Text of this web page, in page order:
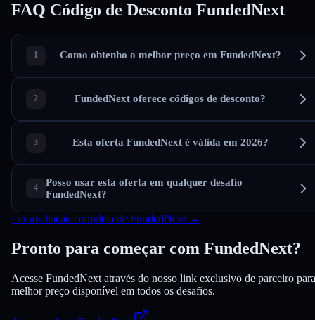
FAQ Código de Desconto FundedNext
Como obtenho o melhor preço em FundedNext?
FundedNext oferece códigos de desconto?
Esta oferta FundedNext é válida em 2026?
Posso usar esta oferta em qualquer desafio
FundedNext?
Ler avaliação completa de FundedNext →
Pronto para começar com FundedNext?
Acesse FundedNext através do nosso link exclusivo de parceiro
melhor preço disponível em todos os desafios.